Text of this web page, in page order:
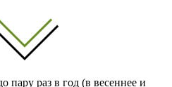
пару раз в год (в весеннее и